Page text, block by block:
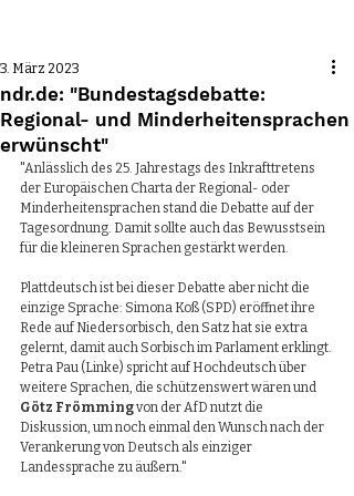
ndr.de: "Bundestagsdebatte:
Regional- und Minderheitensprachen
erwünscht"
3. März 2023
"Anlässlich des 25. Jahrestags des Inkrafttretens
der Europäischen Charta der Regional- oder
Minderheitensprachen stand die Debatte auf der
Tagesordnung. Damit sollte auch das Bewusstsein
für die kleineren Sprachen gestärkt werden.
Plattdeutsch ist bei dieser Debatte aber nicht die
einzige Sprache: Simona Koß (SPD) eröffnet ihre
Rede auf Niedersorbisch, den Satz hat sie extra
gelernt, damit auch Sorbisch im Parlament erklingt.
Petra Pau (Linke) spricht auf Hochdeutsch über
weitere Sprachen, die schützenswert wären und
Götz Frömming von der AfD nutzt die
Diskussion, um noch einmal den Wunsch nach der
Verankerung von Deutsch als einziger
Landessprache zu äußern."